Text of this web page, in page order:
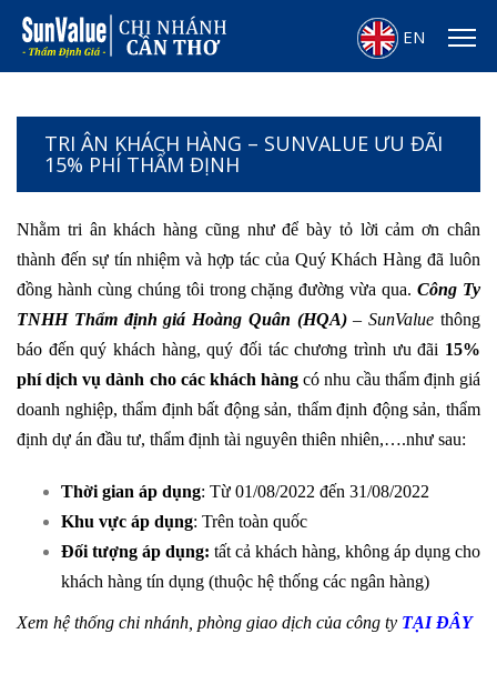
EN
TRI ÂN KHÁCH HÀNG – SUNVALUE ƯU ĐÃI
15% PHÍ THẨM ĐỊNH
Nhằm tri ân khách hàng cũng như để bày tỏ lời cảm ơn chân
thành đến sự tín nhiệm và hợp tác của Quý Khách Hàng đã luôn
đồng hành cùng chúng tôi trong chặng đường vừa qua.Công Ty
TNHH Thẩm định giá Hoàng Quân (HQA)– SunValue thông
báo đến quý khách hàng, quý đối tác chương trình ưu đãi 15%
phí dịch vụ dành cho các khách hàng có nhu cầu thẩm định giá
doanh nghiệp, thẩm định bất động sản, thẩm định động sản, thẩm
định dự án đầu tư, thẩm định tài nguyên thiên nhiên,….như sau:
Thời gian áp dụng: Từ 01/08/2022 đến 31/08/2022
Khu vực áp dụng: Trên toàn quốc
Đối tượng áp dụng: tất cả khách hàng, không áp dụng cho
khách hàng tín dụng (thuộc hệ thống các ngân hàng)
Xem hệ thống chi nhánh, phòng giao dịch của công ty TẠI ĐÂY